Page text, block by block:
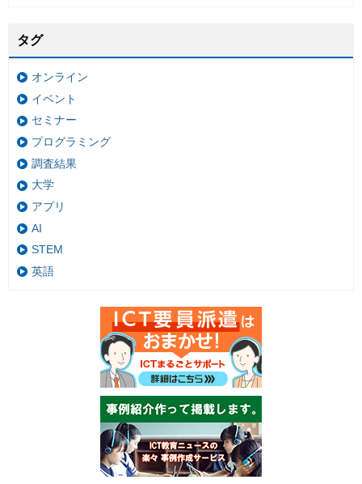
タグ
オンライン
イベント
セミナー
プログラミング
調査結果
大学
アプリ
AI
STEM
英語